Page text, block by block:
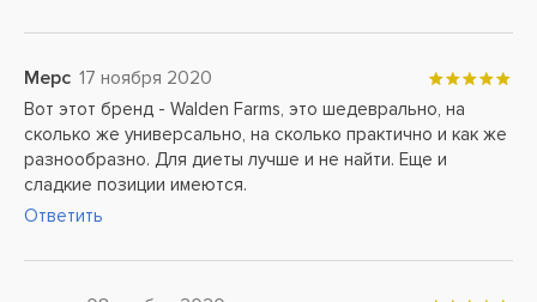
Мерс 17 ноября 2020
Вот этот бренд - Walden Farms, это шедеврально, на
сколько же универсально, на сколько практично и как же
разнообразно. Для диеты лучше и не найти. Еще и
сладкие позиции имеются.
Ответить